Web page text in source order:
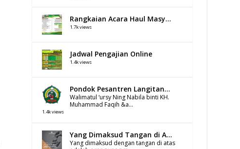
Rangkaian Acara Haul Masy...
1.7k views
Jadwal Pengajian Online
1.4k views
Pondok Pesantren Langitan...
Walimatul ‘ursy Ning Nabila binti KH.
Muhammad Faqih &a...
1.4k views
Yang Dimaksud Tangan di A...
Yang dimaksud dengan tangan di atas